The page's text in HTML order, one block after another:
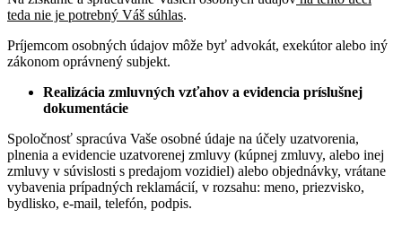
teda nie je potrebný Váš súhlas.
Príjemcom osobných údajov môže byť advokát, exekútor alebo iný
zákonom oprávnený subjekt.
Realizácia zmluvných vzťahov a evidencia príslušnej
dokumentácie
Spoločnosť spracúva Vaše osobné údaje na účely uzatvorenia,
plnenia a evidencie uzatvorenej zmluvy (kúpnej zmluvy, alebo inej
zmluvy v súvislosti s predajom vozidiel) alebo objednávky, vrátane
vybavenia prípadných reklamácií, v rozsahu: meno, priezvisko,
bydlisko, e-mail, telefón, podpis.